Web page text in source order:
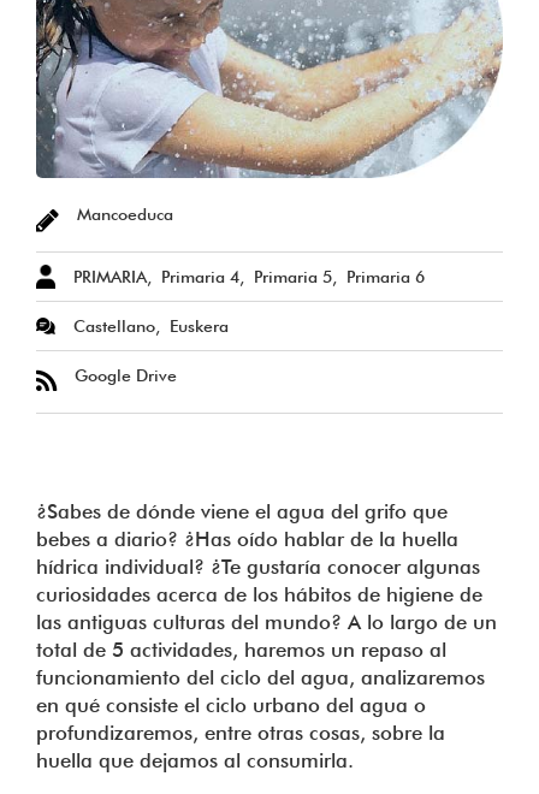
Mancoeduca
PRIMARIA Primaria 4 Primaria 5 Primaria 6
Castellano Euskera
Google Drive
¿Sabes de dónde viene el agua del grifo que
bebes a diario? ¿Has oído hablar de la huella
hídrica individual? ¿Te gustaría conocer algunas
curiosidades acerca de los hábitos de higiene de
las antiguas culturas del mundo? A lo largo de un
total de 5 actividades, haremos un repaso al
funcionamiento del ciclo del agua, analizaremos
en qué consiste el ciclo urbano del agua o
profundizaremos, entre otras cosas, sobre la
huella que dejamos al consumirla.